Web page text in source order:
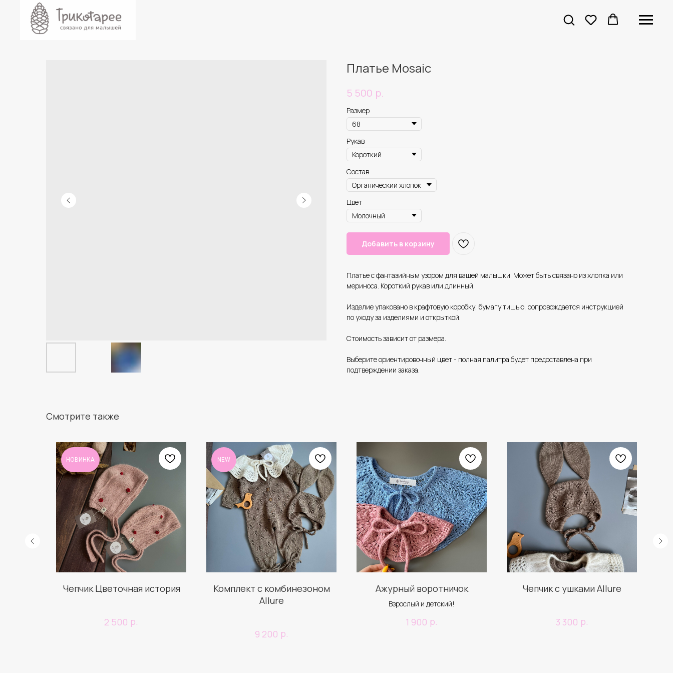
Платье Mosaic
5 500 р.
Размер
Рукав
Состав
Цвет
Добавить в корзину
Платье с фантазийным узором для вашей малышки. Может быть связано из хлопка или
мериноса. Короткий рукав или длинный.
Изделие упаковано в крафтовую коробку, бумагу тишью, сопровождается инструкцией
по уходу за изделиями и открыткой.
Стоимость зависит от размера.
Выберите ориентировочный цвет - полная палитра будет предоставлена при
подтверждении заказа.
Смотрите также
НОВИНКА
Чепчик Цветочная история
2 500 р.
NEW
Комплект с комбинезоном
Allure
9 200 р.
Ажурный воротничок
Взрослый и детский!
1 900 р.
Чепчик с ушками Allure
3 300 р.